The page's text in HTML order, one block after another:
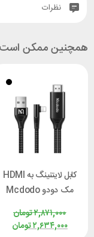
نظرات
همچنین ممکن
کابل لایتنینگ به HDMI
مک دودو Mcdodo
تومان۲,۸۷۱,۰۰۰
تومان۲,۶۳۴,۰۰۰